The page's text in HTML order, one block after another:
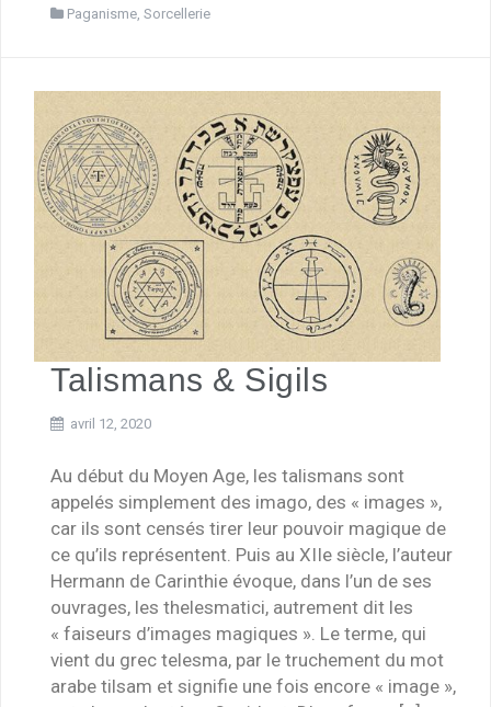
Paganisme, Sorcellerie
Talismans & Sigils
avril 12, 2020
Au début du Moyen Age, les talismans sont
appelés simplement des imago, des « images »,
car ils sont censés tirer leur pouvoir magique de
ce qu’ils représentent. Puis au XIIe siècle, l’auteur
Hermann de Carinthie évoque, dans l’un de ses
ouvrages, les thelesmatici, autrement dit les
« faiseurs d’images magiques ». Le terme, qui
vient du grec telesma, par le truchement du mot
arabe tilsam et signifie une fois encore « image »,